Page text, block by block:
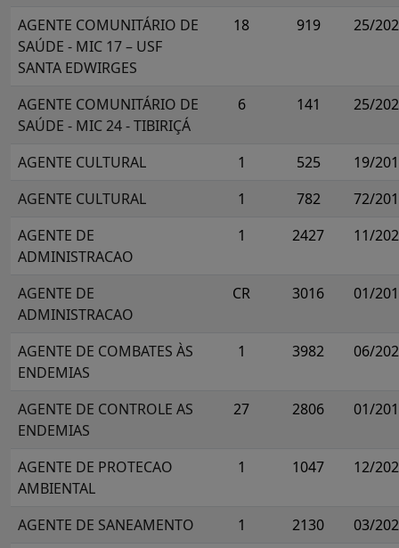
AGENTE COMUNITÁRIO DE
SAÚDE - MIC 17 – USF
SANTA EDWIRGES
18 919 25/
AGENTE COMUNITÁRIO DE
SAÚDE - MIC 24 - TIBIRIÇÁ
6 141 25/
AGENTE CULTURAL 1 525
19/
AGENTE CULTURAL
1 782
72/
AGENTE DE
ADMINISTRACAO
1 2427 11/
AGENTE DE
ADMINISTRACAO
CR 3016 01/
AGENTE DE COMBATES ÀS
ENDEMIAS
1 3982 06/
AGENTE DE CONTROLE AS
ENDEMIAS
27 2806 01/
AGENTE DE PROTECAO
AMBIENTAL
1 1047 12/
AGENTE DE SANEAMENTO 1 2130 03/